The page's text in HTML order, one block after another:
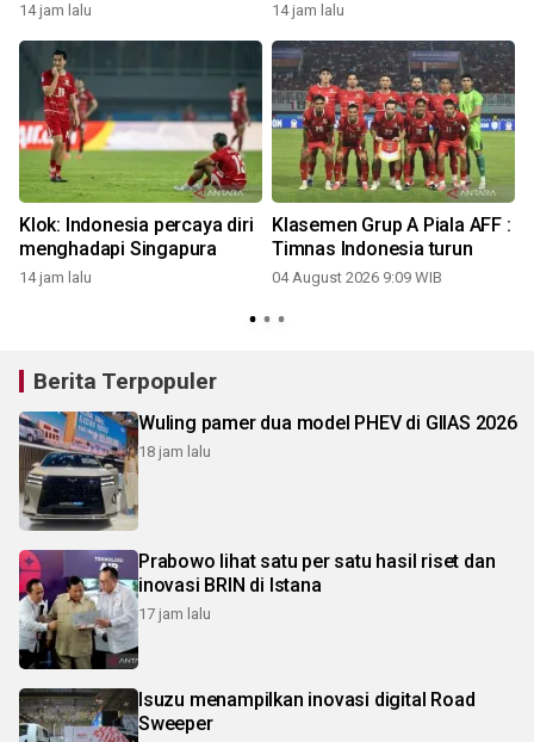
14 jam lalu 14 jam lalu
Klok: Indonesia percaya diri
menghadapi Singapura
14 jam lalu
Klasemen Grup A Piala AFF :
Timnas Indonesia turun
04 August 2026 9:09 WIB
Berita Terpopuler
Wuling pamer dua model PHEV di GIIAS 2026
18 jam lalu
Prabowo lihat satu per satu hasil riset dan
inovasi BRIN di Istana
17 jam lalu
Isuzu menampilkan inovasi digital Road
Sweeper